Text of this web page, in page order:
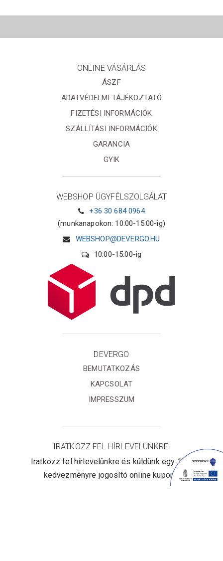
ONLINE VÁSÁRLÁS
ÁSZF
ADATVÉDELMI TÁJÉKOZTATÓ
FIZETÉSI INFORMÁCIÓK
SZÁLLÍTÁSI INFORMÁCIÓK
GARANCIA
GYIK
WEBSHOP ÜGYFÉLSZOLGÁLAT
+36 30 684 0964
(munkanapokon: 10:00-15:00-ig)
WEBSHOP@DEVERGO.HU
10:00-15:00-ig
DEVERGO
BEMUTATKOZÁS
KAPCSOLAT
IMPRESSZUM
IRATKOZZ FEL HÍRLEVELÜNKRE!
Iratkozz fel hírlevelünkre és küldünk egy 10%
kedvezményre jogosító online kupont!